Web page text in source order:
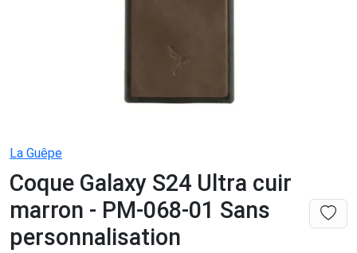
La Guêpe
Coque Galaxy S24 Ultra cuir
marron - PM-068-01 Sans
personnalisation